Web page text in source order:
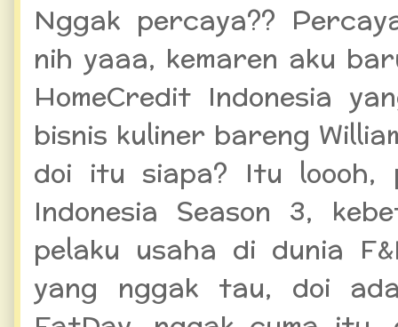
Nggak percaya??
nih yaaa, kemaren aku
HomeCredit Indonesia
bisnis kuliner bareng
doi itu siapa? Itu loooh,
Indonesia Season 3,
pelaku usaha di dunia
yang nggak tau, doi